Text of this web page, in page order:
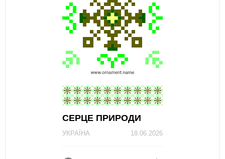
СЕРЦЕ ПРИРОДИ
18.06.2026
УКРАЇНА